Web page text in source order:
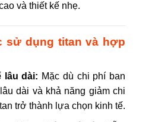
và thiết kế nhẹ.
sử dụng titan và hợp
lâu dài: Mặc dù chi phí ban
dài và khả năng giảm chi
trở thành lựa chọn kinh tế.